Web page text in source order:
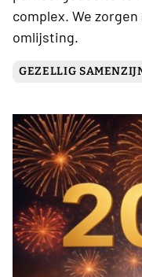
complex. We
omlijsting.
GEZELLIG